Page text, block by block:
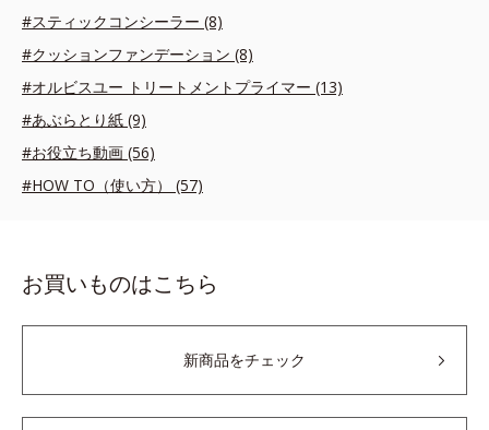
#スティックコンシーラー (8)
#クッションファンデーション (8)
#オルビスユー トリートメントプライマー (13)
#あぶらとり紙 (9)
#お役立ち動画 (56)
#HOW TO（使い方） (57)
お買いものはこちら
新商品をチェック